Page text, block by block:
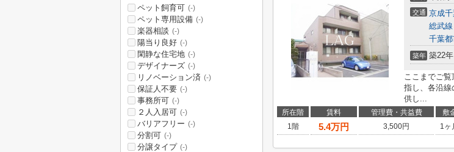
交通 京成
総武線
千葉
築年 築22年
ここまでご
指し、各沿線
供し...
所在階 賃料 管理費・共益費 敷
1階
5.4万円 3,500円 1ヶ
ペット飼育可 (-)
ペット専用設備 (-)
楽器相談 (-)
陽当り良好 (-)
閑静な住宅地 (-)
デザイナーズ (-)
リノベーション済 (-)
保証人不要 (-)
事務所可 (-)
２人入居可 (-)
バリアフリー (-)
分割可 (-)
分譲タイプ (-)